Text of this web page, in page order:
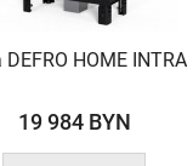
HOME INTRA
19 984 BYN